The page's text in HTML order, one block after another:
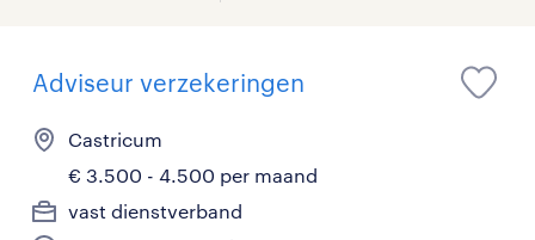
Adviseur verzekeringen
Castricum
€ 3.500 - 4.500 per maand
vast dienstverband